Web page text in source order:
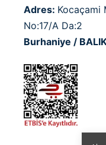
Adres: Kocaçami
No:17/A Da:2
Burhaniye /